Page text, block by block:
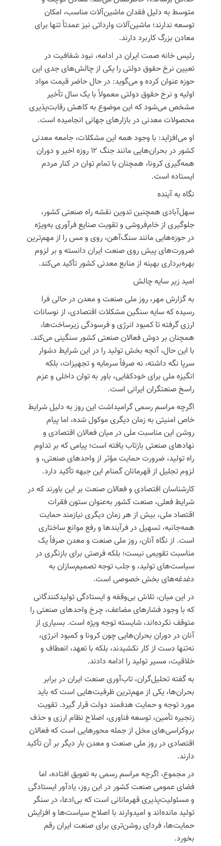
متوسط به دلیل فقدان ماشین‌آلات مناسب، امکان
توسعه ندارند؛ ماشین‌آلات وارداتی نیز عمدتاً تنها برای
معادن بزرگ کاربرد دارند.
رئیس خانه صمت ایران در ادامه، نبود شفافیت در
تعیین نرخ حقوق دولتی را یکی از چالش‌های جدی این
حوزه عنوان کرده و می‌گوید: در حال حاضر قیمت مواد
اولیه و نرخ حقوق دولتی معمولاً با یک سال تأخیر
مشخص می‌شود که این موضوع به کاهش رقابت‌پذیری
محصولات معدنی در بازارهای جهانی انجامیده است.
او می‌افزاید: با وجود همه این مشکلات، جامعه معدنی
کشور در بحران‌هایی مانند جنگ ۱۲ روزه اخیر و دوران
همه‌گیری کرونا، همچنان با تمام توان در کنار مردم
ایستاده است.
نگاه به آینده
سهل‌آبادی همچنین تدوین نقشه راه صنعتی کشور،
جلوگیری از خام‌فروشی و تقویت صنایع فرآوری به‌ویژه
در حوزه‌هایی مانند سنگ‌آهن، روی و مس را از مهم‌ترین
ضرورت‌های پیش روی صنعت ایران دانسته و بر لزوم
بهره‌برداری بهینه از منابع معدنی کشور تأکید می‌کند.
امید زیر سایه چالش
به گزارش مهر، روز ملی صنعت و معدن در حالی فرا
رسیده که سایه سنگین مشکلات اقتصادی، از نوسانات
ارزی گرفته تا کمبود انرژی و فرسودگی زیرساخت‌ها،
همچنان بر دوش فعالان صنعتی کشور سنگینی می‌کند.
با این حال، آنچه بخش تولید را در این شرایط دشوار
سرپا نگه داشته، نه صرفاً سرمایه و تجهیزات، بلکه
انگیزه ملی برای خودکفایی، باور به توان داخلی و عزم
راسخ صنعتگران ایرانی است.
اگرچه مراسم رسمی گرامیداشت این روز به دلیل شرایط
خاص امنیتی به زمان دیگری موکول شده، اما پیام
روشن این مناسبت ملی در میان فعالان اقتصادی و
نهادهای صنعتی بازتاب یافته است؛ پیامی که بر تداوم
راه تولید، ضرورت حمایت مؤثر از واحدهای صنعتی، و
لزوم تجلیل از قهرمانان گمنام این جبهه تأکید دارد.
کارشناسان اقتصادی و فعالان صنعت بر این باورند که در
شرایط فعلی، صنعت کشور به‌عنوان ستون فقرات
اقتصاد ملی، بیش از هر زمان دیگری نیازمند حمایت
همه‌جانبه، تسهیل در فرآیندها و رفع موانع ساختاری
است. از نگاه آنان، روز ملی صنعت و معدن صرفاً یک
مناسبت تقویمی نیست؛ بلکه فرصتی برای بازنگری در
سیاست‌های تولید، و جلب توجه تصمیم‌سازان به
دغدغه‌های بخش خصوصی است.
در این میان، تلاش بی‌وقفه و ایستادگی تولیدکنندگانی
که با وجود فشارهای مضاعف، چرخ واحدهای صنعتی را
متوقف نکرده‌اند، شایسته توجه ویژه است. بسیاری از
آنان در دوران بحران‌هایی چون کرونا و کمبود انرژی،
نه‌تنها دست از کار نکشیدند، بلکه با تعهد، انعطاف و
خلاقیت، مسیر تولید را ادامه دادند.
به گفته تحلیل‌گران، تاب‌آوری صنعت ایران در برابر
بحران‌ها، یکی از مهم‌ترین ظرفیت‌هایی است که باید
مورد توجه و حمایت هدفمند دولت قرار گیرد. تقویت
زنجیره تأمین، توسعه فناوری، اصلاح نظام ارزی و حذف
بروکراسی‌های مخل از جمله محورهایی است که فعالان
اقتصادی در روز ملی صنعت و معدن بار دیگر بر آن تأکید
دارند.
در مجموع، اگرچه مراسم رسمی به تعویق افتاده، اما
فضای عمومی صنعت کشور در این روز، یادآور ایستادگی
و مسئولیت‌پذیری قهرمانانی است که بی‌ادعا، در سنگر
تولید مانده‌اند و امیدوارند با اصلاح سیاست‌ها و افزایش
حمایت‌ها، فردای روشن‌تری برای صنعت ایران رقم
بخورد.